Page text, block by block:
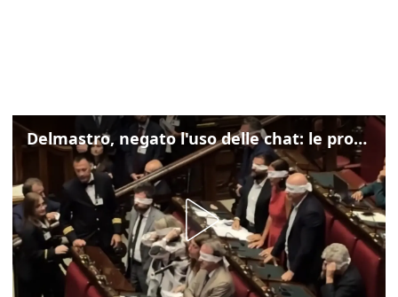
Delmastro, negato l'uso delle chat: le proteste di Avs e M5s